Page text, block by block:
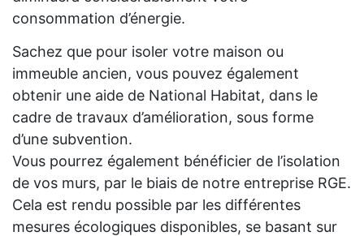
consommation d’énergie.
Sachez que pour isoler votre maison ou
immeuble ancien, vous pouvez également
obtenir une aide de National Habitat, dans le
cadre de travaux d’amélioration, sous forme
d’une subvention.
Vous pourrez également bénéficier de l’isolation
de vos murs, par le biais de notre entreprise RGE.
Cela est rendu possible par les différentes
mesures écologiques disponibles, se basant sur